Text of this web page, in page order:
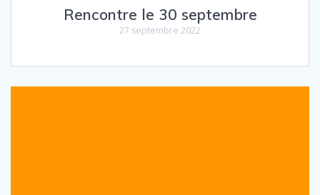
Rencontre le 30 septembre
27 septembre 2022